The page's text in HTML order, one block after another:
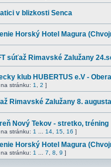
v blizkosti Senca
Horský Hotel Magura
súťaž Rimavské Zalužany
klub HUBERTUS e.V -
stránku: 1 2 ]
Rimavské Zalužany 8.
Nový Tekov - stretko, tréning
stránku: 1 14 15 16 ]
Horský Hotel Magura
stránku: 1 7 8 9 ]